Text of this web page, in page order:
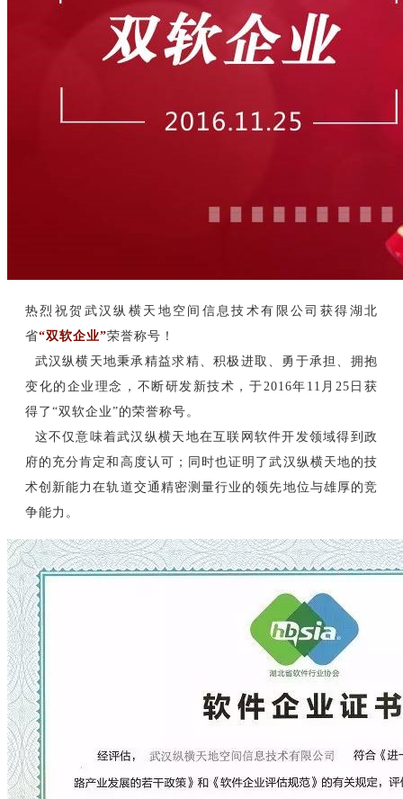
热烈祝贺武汉纵横天地空间信息技术有限公司获得湖北
省“双软企业”荣誉称号！
武汉纵横天地秉承精益求精、积极进取、勇于承担、拥抱
变化的企业理念，不断研发新技术，于2016年11月25日获
得了“双软企业”的荣誉称号。
这不仅意味着武汉纵横天地在互联网软件开发领域得到政
府的充分肯定和高度认可；同时也证明了武汉纵横天地的技
术创新能力在轨道交通精密测量行业的领先地位与雄厚的竞
争能力。